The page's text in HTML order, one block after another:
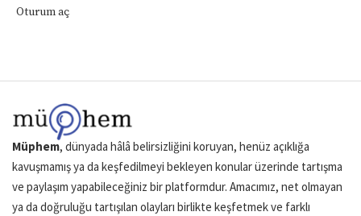
Oturum aç
Müphem, dünyada hâlâ belirsizliğini koruyan, henüz açıklığa
kavuşmamış ya da keşfedilmeyi bekleyen konular üzerinde tartışma
ve paylaşım yapabileceğiniz bir platformdur. Amacımız, net olmayan
ya da doğruluğu tartışılan olayları birlikte keşfetmek ve farklı